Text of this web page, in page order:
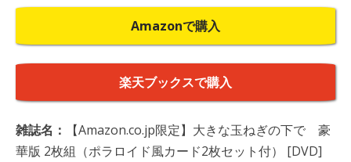
Amazonで購入
楽天ブックスで購入
雑誌名：
【Amazon.co.jp限定】大きな玉ねぎの下で 豪
華版 2枚組（ポラロイド風カード2枚セット付） [DVD]